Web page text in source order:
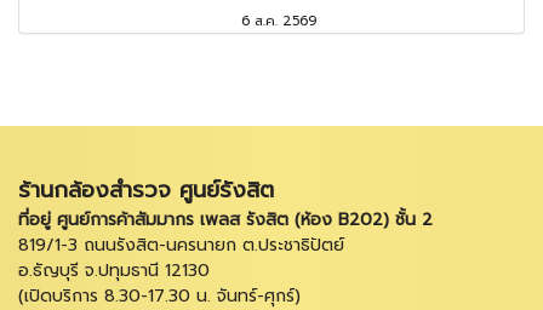
6 ส.ค. 2569
ร้านกล้องสำรวจ ศูนย์รังสิต
ที่อยู่ ศูนย์การค้าสัมมากร เพลส รังสิต (ห้อง B202) ชั้น 2
819/1-3 ถนนรังสิต-นครนายก ต.ประชาธิปัตย์
อ.ธัญบุรี จ.ปทุมธานี 12130
(เปิดบริการ 8.30-17.30 น. จันทร์-ศุกร์)